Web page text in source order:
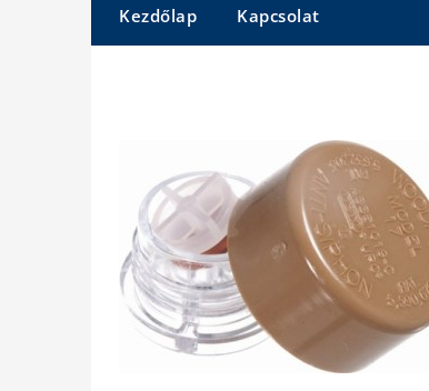
Kezdőlap Kapcsolat